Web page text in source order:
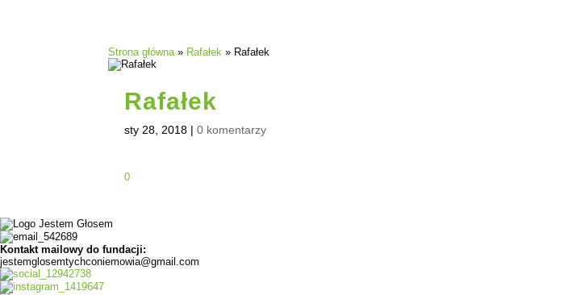
Strona główna » Rafałek » Rafałek
Rafałek
sty 28, 2018 |0 komentarzy
0
Kontakt mailowy do fundacji:
jestemglosemtychconiemowia@gmail.com